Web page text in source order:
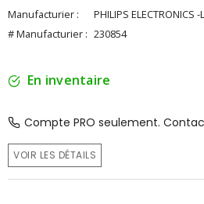
Manufacturier :
PHILIPS ELECTRONICS -
# Manufacturier : 230854
En inventaire
Compte PRO seulement.
VOIR LES DÉTAILS